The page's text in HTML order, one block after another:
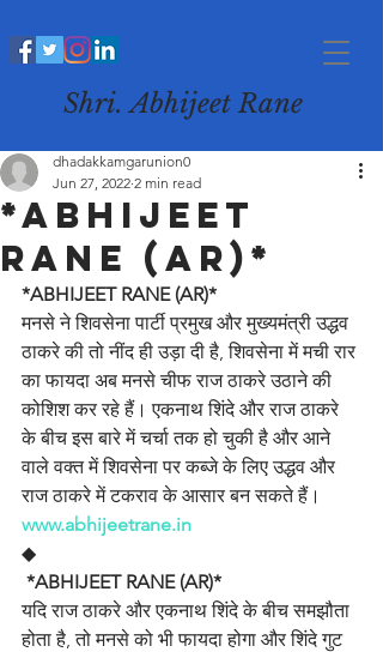
Shri. Abhijeet Rane
*ABHIJEET
RANE (AR)*
dhadakkamgarunion0
Jun 27, 2022 2 min read
*ABHIJEET RANE (AR)*
मनसे ने शिवसेना पार्टी प्रमुख और मुख्यमंत्री उद्धव
ठाकरे की तो नींद ही उड़ा दी है, शिवसेना में मची रार
का फायदा अब मनसे चीफ राज ठाकरे उठाने की
कोशिश कर रहे हैं। एकनाथ शिंदे और राज ठाकरे
के बीच इस बारे में चर्चा तक हो चुकी है और आने
वाले वक्त में शिवसेना पर कब्जे के लिए उद्धव और
राज ठाकरे में टकराव के आसार बन सकते हैं।
www.abhijeetrane.in
◆
*ABHIJEET RANE (AR)*
यदि राज ठाकरे और एकनाथ शिंदे के बीच समझौता
होता है, तो मनसे को भी फायदा होगा और शिंदे गुट